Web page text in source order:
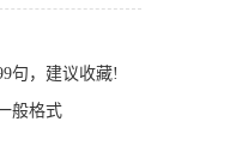
句，建议收藏!
般格式